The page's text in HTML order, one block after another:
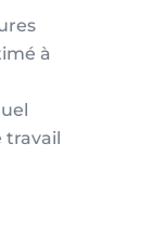
à
travail